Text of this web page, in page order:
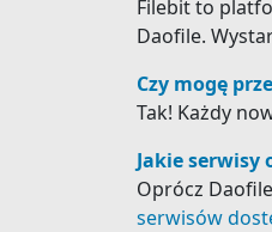
Filebit to
Daofile.
Czy mogę
Tak! Każdy
Jakie serwisy
Oprócz
serwisów